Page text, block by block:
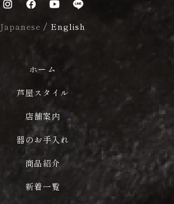
Japanese / English
ホーム
芦屋スタイル
店舗案内
器のお手入れ
商品紹介
新着一覧